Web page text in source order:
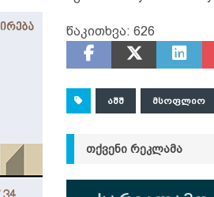
წაკითხვა: 626
ᲐᲨᲨ ᲛᲡᲝᲤᲚᲘᲝ
ᲗᲥᲕᲔᲜᲘ ᲠᲔᲙᲚᲐᲛᲐ